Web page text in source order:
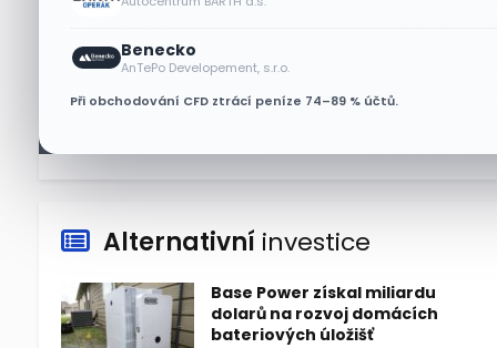
Benecko
AnTePo Developement, s.r.o.
Při obchodování CFD ztrácí peníze 74–89 % účtů.
indexu Nasdaq 100 za čtyři dny
Alternativní investice
Base Power získal miliardu
dolarů na rozvoj domácích
bateriových úložišť